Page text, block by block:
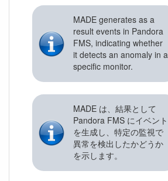
MADE generates as a
result events in Pandora
FMS, indicating whether
it detects an anomaly in a
specific monitor.
MADE は、結果として
Pandora FMS にイベント
を生成し、特定の監視で
異常を検出したかどうか
を示します。